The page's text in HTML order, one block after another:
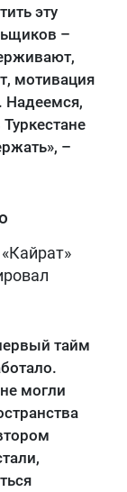
эту
–
мотивация
Надеемся,
–
тайм
могли